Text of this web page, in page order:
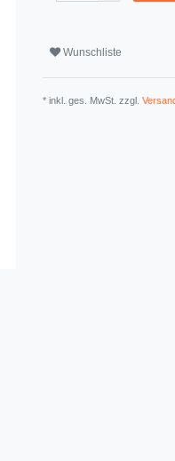
Wunschliste
* inkl. ges. MwSt. zzgl.